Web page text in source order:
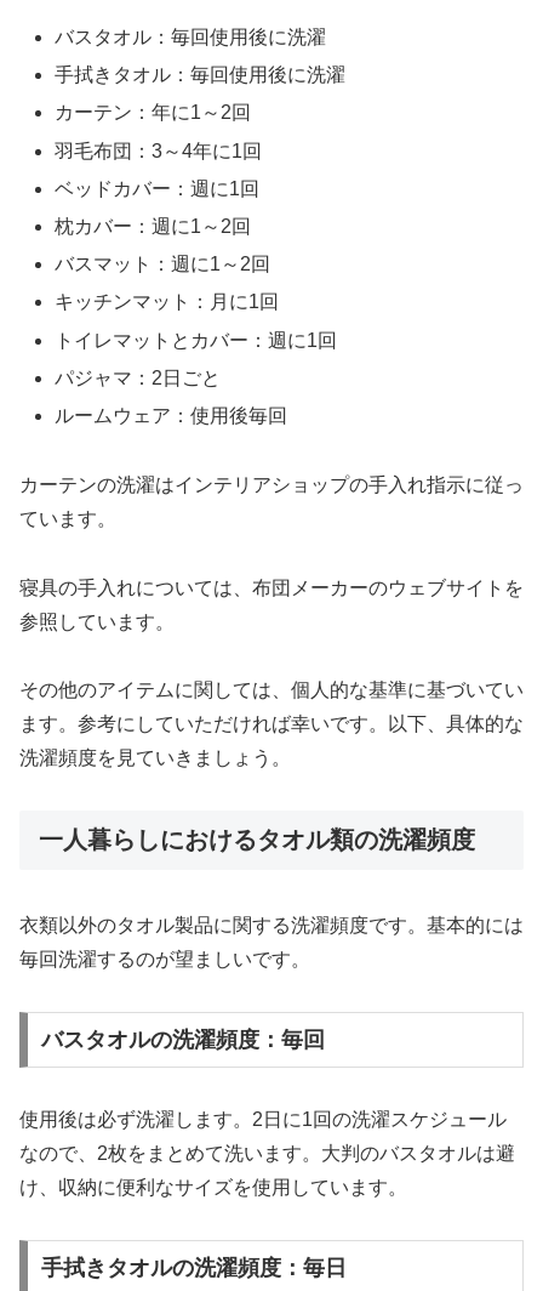
バスタオル：毎回使用後に洗濯
手拭きタオル：毎回使用後に洗濯
カーテン：年に1～2回
羽毛布団：3～4年に1回
ベッドカバー：週に1回
枕カバー：週に1～2回
バスマット：週に1～2回
キッチンマット：月に1回
トイレマットとカバー：週に1回
パジャマ：2日ごと
ルームウェア：使用後毎回
カーテンの洗濯はインテリアショップの手入れ指示に従っ
ています。
寝具の手入れについては、布団メーカーのウェブサイトを
参照しています。
その他のアイテムに関しては、個人的な基準に基づいてい
ます。参考にしていただければ幸いです。以下、具体的な
洗濯頻度を見ていきましょう。
一人暮らしにおけるタオル類の洗濯頻度
衣類以外のタオル製品に関する洗濯頻度です。基本的には
毎回洗濯するのが望ましいです。
バスタオルの洗濯頻度：毎回
使用後は必ず洗濯します。2日に1回の洗濯スケジュール
なので、2枚をまとめて洗います。大判のバスタオルは避
け、収納に便利なサイズを使用しています。
手拭きタオルの洗濯頻度：毎日